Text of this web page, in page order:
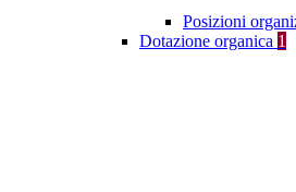
Posizioni
Dotazione organica 1